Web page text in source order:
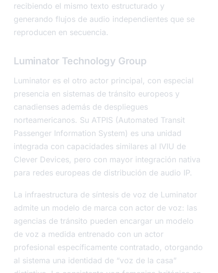
recibiendo el mismo texto estructurado y
generando flujos de audio independientes que se
reproducen en secuencia.
Luminator Technology Group
Luminator es el otro actor principal, con especial
presencia en sistemas de tránsito europeos y
canadienses además de despliegues
norteamericanos. Su ATPIS (Automated Transit
Passenger Information System) es una unidad
integrada con capacidades similares al IVIU de
Clever Devices, pero con mayor integración nativa
para redes europeas de distribución de audio IP.
La infraestructura de síntesis de voz de Luminator
admite un modelo de marca con actor de voz: las
agencias de tránsito pueden encargar un modelo
de voz a medida entrenado con un actor
profesional específicamente contratado, otorgando
al sistema una identidad de “voz de la casa”